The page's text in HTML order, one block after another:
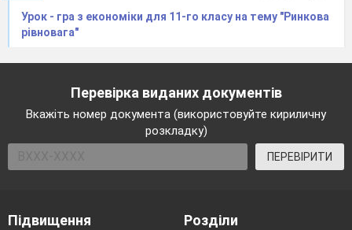
Урок - гра з економіки для 11-го класу на тему "Ринкова
рівновага"
Перевірка виданих документів
Вкажіть номер документа (використовуйте кириличну
розкладку)
ПЕРЕВІРИТИ
Підвищення
Розділи